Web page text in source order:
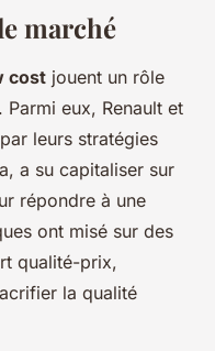
marché
cost jouent un rôle
eux, Renault et
leurs stratégies
a su capitaliser sur
répondre à une
ont misé sur des
qualité-prix,
la qualité